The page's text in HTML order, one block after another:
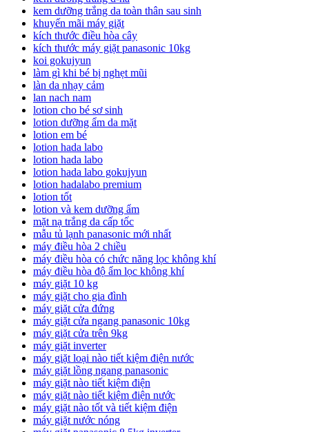
kem dưỡng trắng da toàn thân sau sinh
khuyến mãi máy giặt
kích thước điều hòa cây
kích thước máy giặt panasonic 10kg
koi gokujyun
làm gì khi bé bị nghẹt mũi
làn da nhạy cảm
lan nach nam
lotion cho bé sơ sinh
lotion dưỡng ẩm da mặt
lotion em bé
lotion hada labo
lotion hada labo
lotion hada labo gokujyun
lotion hadalabo premium
lotion tốt
lotion và kem dưỡng ẩm
mặt nạ trắng da cấp tốc
mẫu tủ lạnh panasonic mới nhất
máy điều hòa 2 chiều
máy điều hòa có chức năng lọc không khí
máy điều hòa độ ẩm lọc không khí
máy giặt 10 kg
máy giặt cho gia đình
máy giặt cửa đứng
máy giặt cửa ngang panasonic 10kg
máy giặt cửa trên 9kg
máy giặt inverter
máy giặt loại nào tiết kiệm điện nước
máy giặt lồng ngang panasonic
máy giặt nào tiết kiệm điện
máy giặt nào tiết kiệm điện nước
máy giặt nào tốt và tiết kiệm điện
máy giặt nước nóng